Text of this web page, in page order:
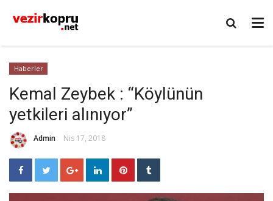
Haberler
Kemal Zeybek : “Köylünün
yetkileri alınıyor”
Admin Nis 17, 2018